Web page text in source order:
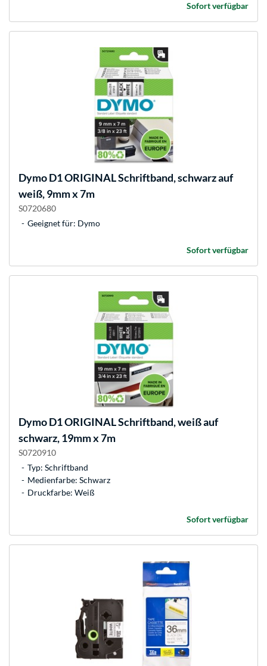
Sofort verfügbar
DymoD1 ORIGINAL Schriftband, schwarz auf
weiß, 9mm x 7m
S0720680
Geeignet für: Dymo
Sofort verfügbar
DymoD1 ORIGINAL Schriftband, weiß auf
schwarz, 19mm x 7m
S0720910
Typ: Schriftband
Medienfarbe: Schwarz
Druckfarbe: Weiß
Sofort verfügbar